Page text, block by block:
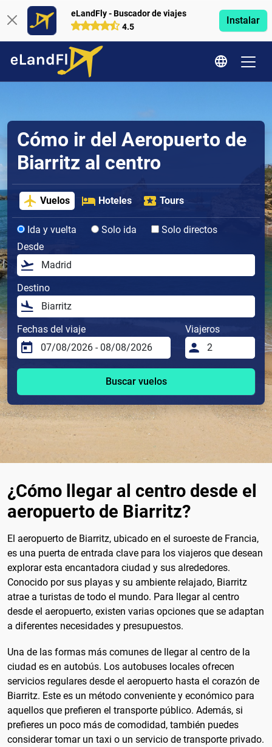
eLandFly - Buscador de viajes
4.5
Instalar
Cómo ir del Aeropuerto de
Biarritz al centro
Vuelos Hoteles Tours
Ida y vuelta Solo ida
Solo directos
Desde
Destino
Fechas del viaje Viajeros
Buscar vuelos
¿Cómo llegar al centro desde el
aeropuerto de Biarritz?
El aeropuerto de Biarritz, ubicado en el suroeste de Francia,
es una puerta de entrada clave para los viajeros que desean
explorar esta encantadora ciudad y sus alrededores.
Conocido por sus playas y su ambiente relajado, Biarritz
atrae a turistas de todo el mundo. Para llegar al centro
desde el aeropuerto, existen varias opciones que se adaptan
a diferentes necesidades y presupuestos.
Una de las formas más comunes de llegar al centro de la
ciudad es en autobús. Los autobuses locales ofrecen
servicios regulares desde el aeropuerto hasta el corazón de
Biarritz. Este es un método conveniente y económico para
aquellos que prefieren el transporte público. Además, si
prefieres un poco más de comodidad, también puedes
considerar tomar un taxi o un servicio de transporte privado.